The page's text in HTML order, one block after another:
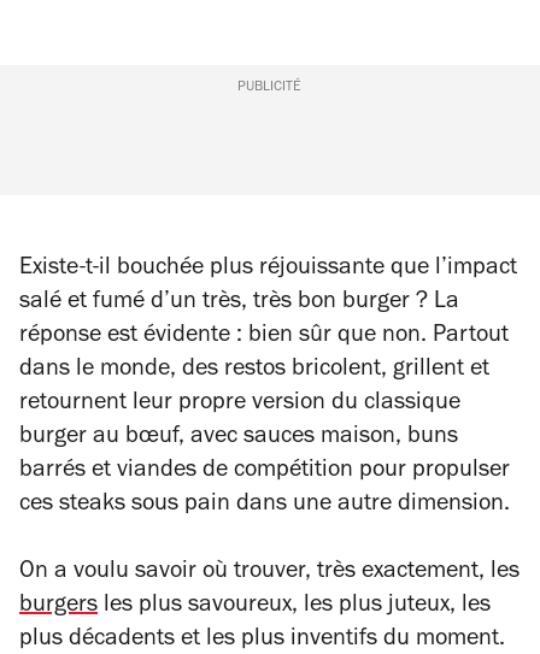
PUBLICITÉ
Existe-t-il bouchée plus réjouissante que l’impact
salé et fumé d’un très, très bon burger ? La
réponse est évidente : bien sûr que non. Partout
dans le monde, des restos bricolent, grillent et
retournent leur propre version du classique
burger au bœuf, avec sauces maison, buns
barrés et viandes de compétition pour propulser
ces steaks sous pain dans une autre dimension.
On a voulu savoir où trouver, très exactement, les
burgers les plus savoureux, les plus juteux, les
plus décadents et les plus inventifs du moment.